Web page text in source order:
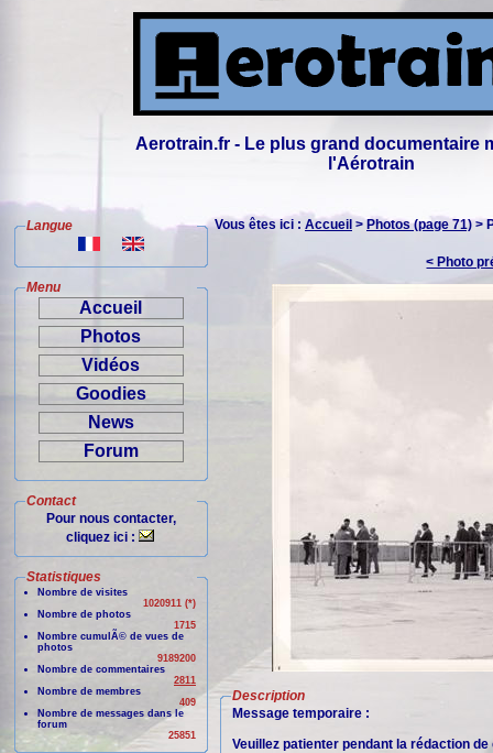
Aerotrain.fr - Le plus grand documentaire
l'Aérotrain
Langue
Menu
Accueil
Photos
Vidéos
Goodies
News
Forum
Contact
Pour nous contacter,
cliquez ici :
Statistiques
Nombre de visites
1020911 (*)
Nombre de photos
1715
Nombre cumulÃ© de vues de
photos
9189200
Nombre de commentaires
2811
Nombre de membres
409
Nombre de messages dans le
forum
25851
Vous êtes ici : Accueil > Photos (page 71) >
< Photo
Description
Message temporaire :
Veuillez patienter pendant la rédaction